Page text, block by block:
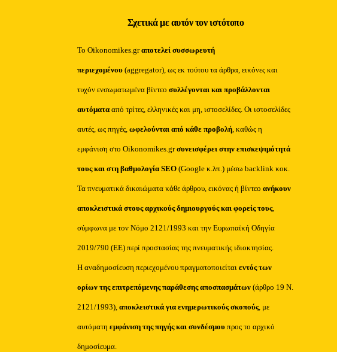
Σχετικά με αυτόν τον ιστότοπο
Το Oikonomikes.grαποτελεί συσσωρευτή
περιεχομένου (aggregator), ως εκ τούτου τα άρθρα, εικόνες και
τυχόν ενσωματωμένα βίντεοσυλλέγονται και προβάλλονται
αυτόματααπό τρίτες, ελληνικές και μη, ιστοσελίδες. Οι ιστοσελίδες
αυτές, ως πηγές,ωφελούνται από κάθε προβολή, καθώς η
εμφάνιση στο Oikonomikes.grσυνεισφέρει στην επισκεψιμότητά
τους και στη βαθμολογία SEO (Google κ.λπ.) μέσω backlink κοκ.
Τα πνευματικά δικαιώματα κάθε άρθρου, εικόνας ή βίντεοανήκουν
αποκλειστικά στους αρχικούς δημιουργούς και φορείς τους,
σύμφωνα με τον Νόμο 2121/1993 και την Ευρωπαϊκή Οδηγία
2019/790 (ΕΕ) περί προστασίας της πνευματικής ιδιοκτησίας.
Η αναδημοσίευση περιεχομένου πραγματοποιείταιεντός των
ορίων της επιτρεπόμενης παράθεσης αποσπασμάτων (άρθρο 19 Ν.
2121/1993), αποκλειστικά για ενημερωτικούς σκοπούς, με
αυτόματηεμφάνιση της πηγής και συνδέσμου προς το αρχικό
δημοσίευμα.